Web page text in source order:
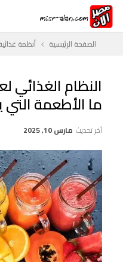
الصفحة الرئيسية أنظمة
النظام الغذائي
ما الأطعمة التي
آخر تحديث مارس 10, 2025